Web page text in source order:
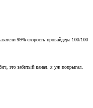
99% скорость провайдера 100/100
это забитый канал. я уж попрыгал.